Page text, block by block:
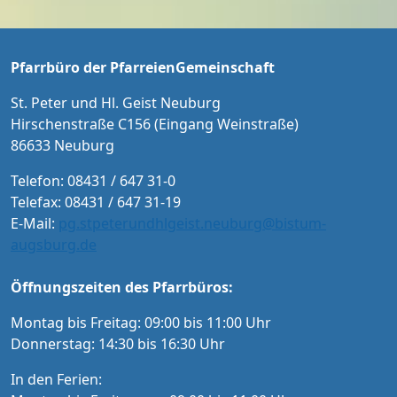
weis Karten an der Abendkasse und ab Sept
ion Neuburg und im Pfarrbüro der PG Neub
Pfarrbüro der PfarreienGemeinschaft
St. Peter und Hl. Geist Neuburg
Hirschenstraße C156 (Eingang Weinstraße)
86633 Neuburg
Telefon: 08431 / 647 31-0
Telefax: 08431 / 647 31-19
E-Mail: pg.stpeterundhlgeist.neuburg@bistum-
augsburg.de
Öffnungszeiten des Pfarrbüros:
Montag bis Freitag: 09:00 bis 11:00 Uhr
Donnerstag: 14:30 bis 16:30 Uhr
In den Ferien: